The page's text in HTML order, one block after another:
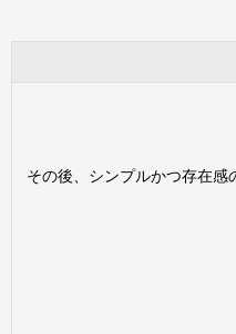
その後、シンプルかつ存在感